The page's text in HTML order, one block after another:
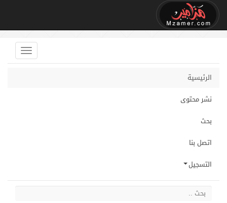
الرئيسية
نشر محتوى
بحث
اتصل بنا
التسجيل